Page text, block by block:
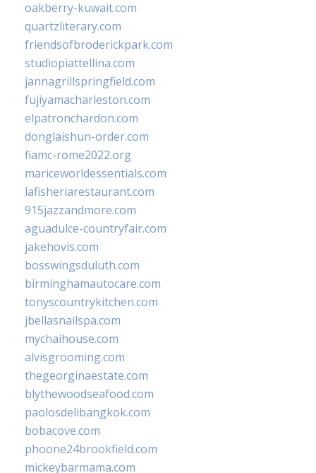
oakberry-kuwait.com
quartzliterary.com
friendsofbroderickpark.com
studiopiattellina.com
jannagrillspringfield.com
fujiyamacharleston.com
elpatronchardon.com
donglaishun-order.com
fiamc-rome2022.org
mariceworldessentials.com
lafisheriarestaurant.com
915jazzandmore.com
aguadulce-countryfair.com
jakehovis.com
bosswingsduluth.com
birminghamautocare.com
tonyscountrykitchen.com
jbellasnailspa.com
mychaihouse.com
alvisgrooming.com
thegeorginaestate.com
blythewoodseafood.com
paolosdelibangkok.com
bobacove.com
phoone24brookfield.com
mickeybarmama.com